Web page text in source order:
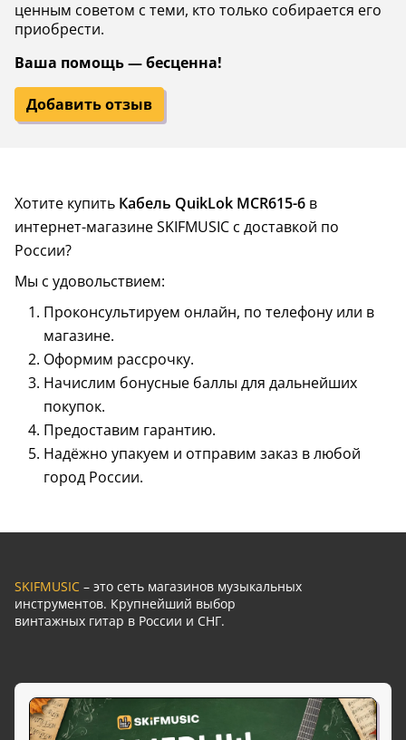
ценным советом с теми, кто только собирается его
приобрести.
Ваша помощь — бесценна!
Добавить отзыв
Хотите купить Кабель QuikLok MCR615-6 в
интернет-магазине SKIFMUSIC с доставкой по
России?
Мы с удовольствием:
Проконсультируем онлайн, по телефону или в
магазине.
Оформим рассрочку.
Начислим бонусные баллы для дальнейших
покупок.
Предоставим гарантию.
Надёжно упакуем и отправим заказ в любой
город России.
SKIFMUSIC – это сеть магазинов музыкальных
инструментов. Крупнейший выбор
винтажных гитар в России и СНГ.